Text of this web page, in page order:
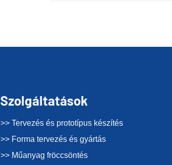
Szolgáltatások
>> Tervezés és prototípus készítés
>> Forma tervezés és gyártás
>> Műanyag fröccsöntés